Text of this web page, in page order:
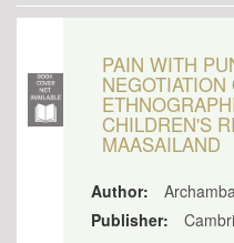
PAIN WITH
CHILDREN'S
MAASAILAND
Author:
Publisher: